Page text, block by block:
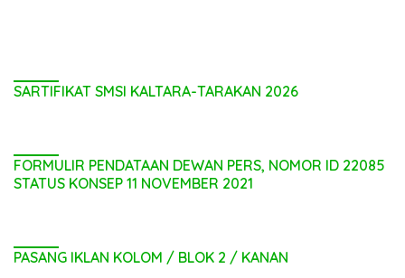
SARTIFIKAT SMSI KALTARA-TARAKAN 2026
FORMULIR PENDATAAN DEWAN PERS, NOMOR ID 22085
STATUS KONSEP 11 NOVEMBER 2021
PASANG IKLAN KOLOM / BLOK 2 / KANAN